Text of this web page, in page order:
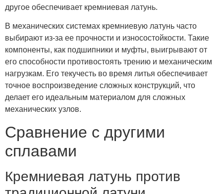
другое обеспечивает кремниевая латунь.
В механических системах кремниевую латунь часто
выбирают из-за ее прочности и износостойкости. Такие
компоненты, как подшипники и муфты, выигрывают от
его способности противостоять трению и механическим
нагрузкам. Его текучесть во время литья обеспечивает
точное воспроизведение сложных конструкций, что
делает его идеальным материалом для сложных
механических узлов.
Сравнение с другими
сплавами
Кремниевая латунь против